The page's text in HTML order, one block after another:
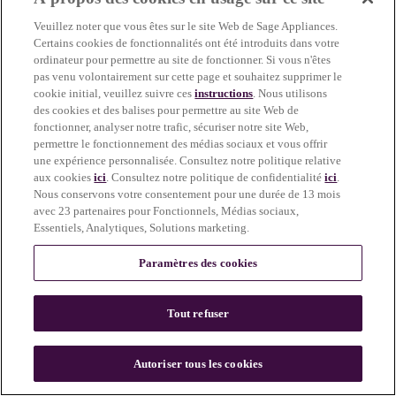
more information)
n
Veuillez noter que vous êtes sur le site Web de Sage Appliances.
Certains cookies de fonctionnalités ont été introduits dans votre
ordinateur pour permettre au site de fonctionner. Si vous n'êtes
pas venu volontairement sur cette page et souhaitez supprimer le
cookie initial, veuillez suivre cesinstructions. Nous utilisons
des cookies et des balises pour permettre au site Web de
fonctionner, analyser notre trafic, sécuriser notre site Web,
permettre le fonctionnement des médias sociaux et vous offrir
une expérience personnalisée. Consultez notre politique relative
aux cookiesici. Consultez notre politique de confidentialitéici.
Nous conservons votre consentement pour une durée de 13 mois
avec 23 partenaires pour Fonctionnels, Médias sociaux,
Essentiels, Analytiques, Solutions marketing.
Paramètres des cookies
Tout refuser
Autoriser tous les cookies